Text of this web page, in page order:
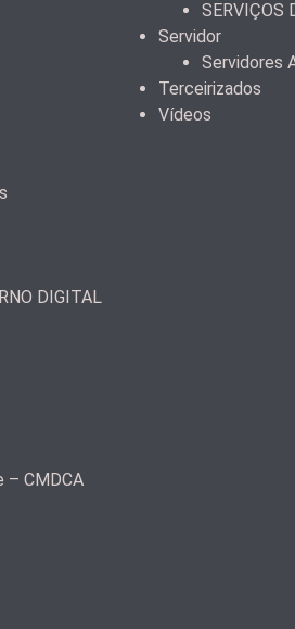
DIGITAL
– CMDCA
SERVIÇOS
Servidor
Servidores
Terceirizados
Vídeos